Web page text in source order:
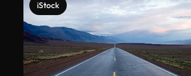
iStock